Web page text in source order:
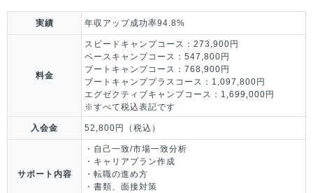
実績 年収アップ成功率94.8%
料金
スピードキャンプコース：273,900円
ベースキャンプコース：547,800円
ブートキャンプコース：768,900円
ブートキャンププラスコース：1,097,800円
エグゼクティブキャンプコース：1,699,000円
※すべて税込表記です
入会金 52,800円（税込）
サポート内容
・自己一致/市場一致分析
・キャリアプラン作成
・転職の進め方
・書類、面接対策